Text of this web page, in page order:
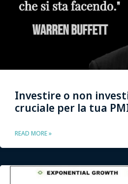
Investire o non
cruciale per la tua
READ MORE »